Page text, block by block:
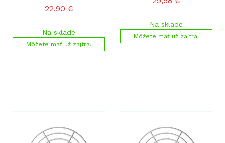
22,90 €
Na sklade
Môžete mať už zajtra.
Na sklade
Môžete mať už zajtra.